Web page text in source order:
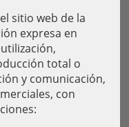
sitio web de la
expresa en
total o
y comunicación,
con